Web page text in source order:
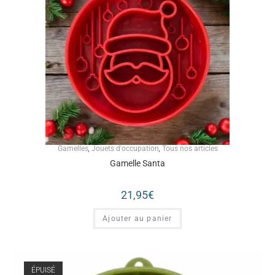
Gamelles, Jouets d'occupation, Tous nos articles
Gamelle Santa
21,95€
Ajouter au panier
ÉPUISÉ